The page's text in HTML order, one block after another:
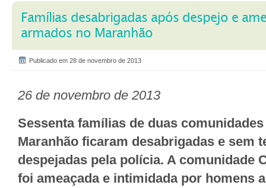
Famílias desabrigadas após despejo e
armados no Maranhão
Publicado em 28 de novembro de 2013
26 de novembro de 2013
Sessenta famílias de duas
Maranhão ficaram desabrigadas e sem
despejadas pela polícia. A comunidade
foi ameaçada e intimidada por homens